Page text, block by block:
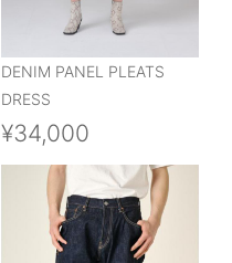
DENIM PANEL PLEATS
DRESS
¥34,000